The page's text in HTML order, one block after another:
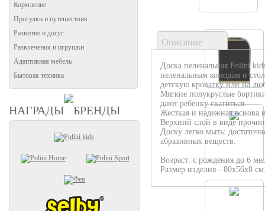
Кормление
Прогулки и путешествия
Развитие и досуг
Развлечения и игрушки
Адаптивная мебель
Бытовая техника
НАГРАДЫ БРЕНДЫ
Описание
Доска пеленальная Polini
пеленальным комодам и
детскую кроватку или на
Мягкие полукруглые
дают ребенку скатиться.
Жесткая и надежная основа
Верхний слой в виде
Доску легко мыть:
абразивных веществ.
Возраст: с рождения до 6
Размер изделия - 80х56х8